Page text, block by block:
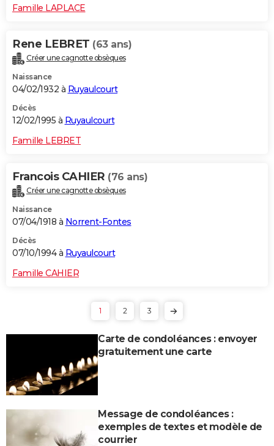
Famille LAPLACE
Rene LEBRET (63 ans)
Créer une cagnotte obsèques
Naissance
04/02/1932 à Ruyaulcourt
Décès
12/02/1995 à Ruyaulcourt
Famille LEBRET
Francois CAHIER (76 ans)
Créer une cagnotte obsèques
Naissance
07/04/1918 à Norrent-Fontes
Décès
07/10/1994 à Ruyaulcourt
Famille CAHIER
1 2 3
Carte de condoléances : envoyer
gratuitement une carte
Message de condoléances :
exemples de textes et modèle de
courrier